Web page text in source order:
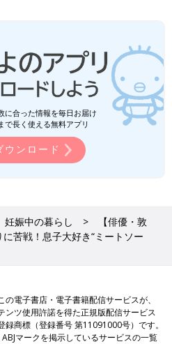
に合った情報を毎日お届け
で長く使える無料アプリ
ウンロード
妊娠中の暮らし
【俳優・敦
苦戦！息子大好き“ミートソー
の電子書店・電子書籍配信サービスが、
ンツ使用許諾を得た正規版配信サービス
録商標（登録番号 第11091000号）です。
マークを掲示しているサービスの一覧